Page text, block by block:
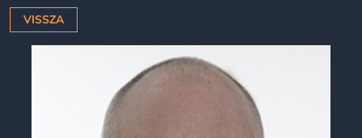
VISSZA